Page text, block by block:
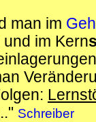
man im
im Kern
.." Schreiber